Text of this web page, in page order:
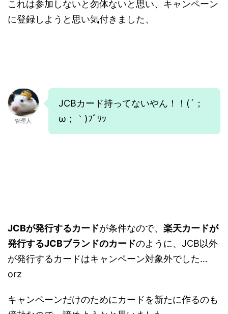
これは参加しないと勿体ないと思い、キャンペーン
に登録しようと思い気付きました、
管理人
JCBカード持ってないやん！！(´；
ω；｀)ﾌﾞﾜｯ
JCBが発行するカードが条件なので、 楽天カードが
発行するJCBブランドのカードのように、JCB以外
が発行するカードはキャンペーン対象外でした…
orz
キャンペーンだけのためにカードを新たに作るのも